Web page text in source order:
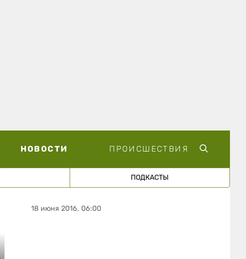
НОВОСТИ ПРОИСШЕСТВИЯ
ПОДКАСТЫ
18 июня 2016, 06:00